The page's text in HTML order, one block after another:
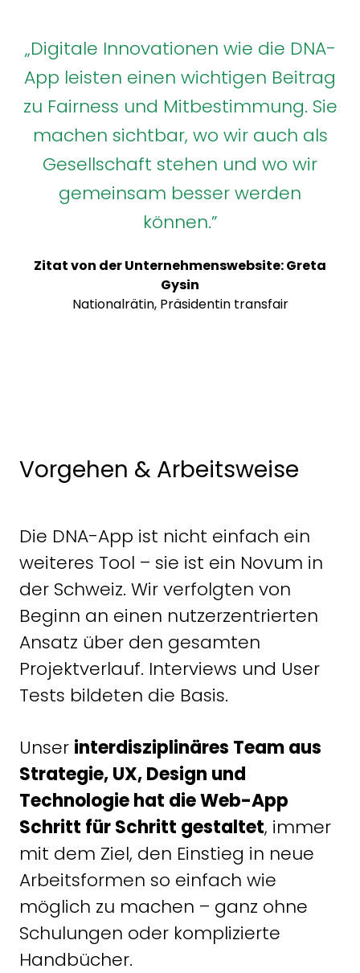
„Digitale Innovationen wie die DNA-
App leisten einen wichtigen Beitrag
zu Fairness und Mitbestimmung. Sie
machen sichtbar, wo wir auch als
Gesellschaft stehen und wo wir
gemeinsam besser werden
können.”
Zitat von der Unternehmenswebsite: Greta
Gysin
Nationalrätin, Präsidentin transfair
Vorgehen & Arbeitsweise
Die DNA-App ist nicht einfach ein
weiteres Tool – sie ist ein Novum in
der Schweiz. Wir verfolgten von
Beginn an einen nutzerzentrierten
Ansatz über den gesamten
Projektverlauf. Interviews und User
Tests bildeten die Basis.
Unser interdisziplinäres Team aus
Strategie, UX, Design und
Technologie hat die Web-App
Schritt für Schritt gestaltet, immer
mit dem Ziel, den Einstieg in neue
Arbeitsformen so einfach wie
möglich zu machen – ganz ohne
Schulungen oder komplizierte
Handbücher.